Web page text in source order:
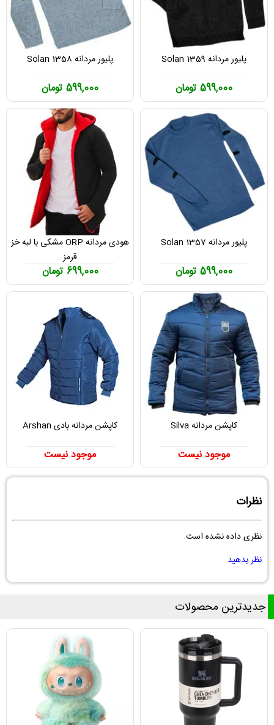
پلیور مردانه Solan 1359
599,000 تومان
پلیور مردانه Solan 1358
599,000 تومان
پلیور مردانه Solan 1357
599,000 تومان
هودی مردانه ORP مشکی با لبه خز
قرمز
699,000 تومان
کاپشن مردانه Silva
موجود نیست
کاپشن مردانه بادی Arshan
موجود نیست
نظرات
نظری داده نشده است.
نظر بدهید
جدیدترین محصولات